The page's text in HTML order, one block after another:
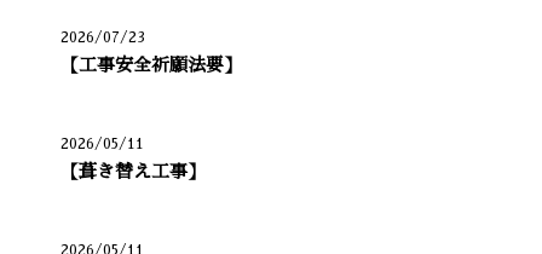
2026/07/23
【工事安全祈願法要】
2026/05/11
【葺き替え工事】
2026/05/11